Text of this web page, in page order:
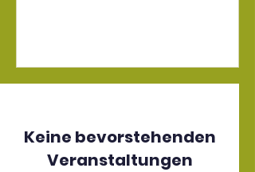
Keine bevorstehenden
Veranstaltungen